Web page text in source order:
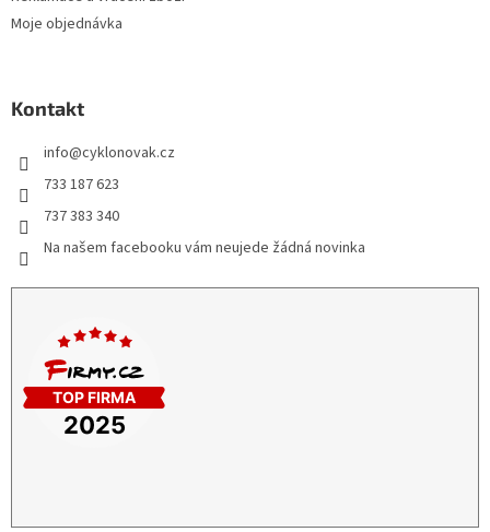
Moje objednávka
Kontakt
info@cyklonovak.cz
733 187 623
737 383 340
Na našem facebooku vám neujede žádná novinka